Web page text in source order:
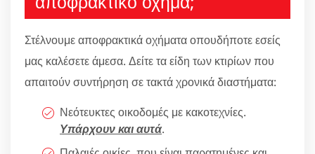
Στέλνουμε αποφρακτικά οχήματα οπουδήποτε εσείς
μας καλέσετε άμεσα. Δείτε τα είδη των κτιρίων που
απαιτούν συντήρηση σε τακτά χρονικά διαστήματα:
Νεότευκτες οικοδομές με κακοτεχνίες.
Υπάρχουν και αυτά.